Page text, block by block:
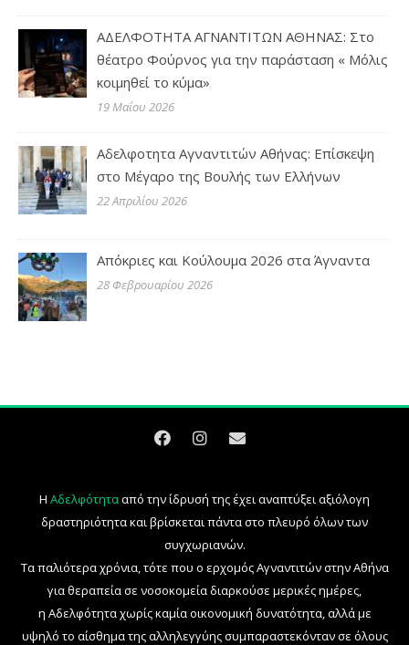
ΑΔΕΛΦΟΤΗΤΑ ΑΓΝΑΝΤΙΤΩΝ ΑΘΗΝΑΣ: Στο
θέατρο Φούρνος για την παράσταση « Μόλις
κοιμηθεί το κύμα»
19 Μαΐου 2026
Αδελφοτητα Αγναντιτών Αθήνας: Επίσκεψη
στο Μέγαρο της Βουλής των Ελλήνων
22 Απριλίου 2026
Απόκριες και Κούλουμα 2026 στα Άγναντα
28 Φεβρουαρίου 2026
Η Αδελφότητααπό την ίδρυσή της έχει αναπτύξει αξιόλογη
δραστηριότητα και βρίσκεται πάντα στο πλευρό όλων των
συγχωριανών.
Τα παλιότερα χρόνια, τότε που ο ερχομός Αγναντιτών στην Αθήνα
για θεραπεία σε νοσοκομεία διαρκούσε μερικές ημέρες,
η Αδελφότητα χωρίς καμία οικονομική δυνατότητα, αλλά με
υψηλό το αίσθημα της αλληλεγγύης συμπαραστεκόνταν σε όλους